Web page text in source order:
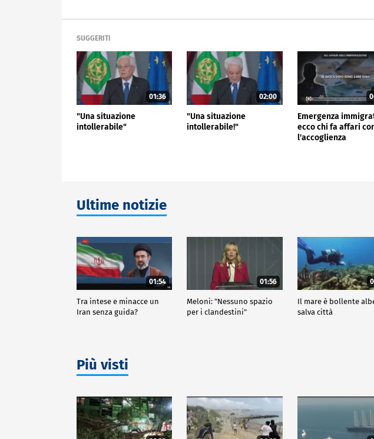
SUGGERITI
01:36
"Una situazione
intollerabile"
02:00
"Una situazione
intollerabile!"
Emergenza
ecco chi fa affari
l'accoglienza
Ultime notizie
01:54
Tra intese e minacce un
Iran senza guida?
01:56
Meloni: "Nessuno spazio
per i clandestini"
Il mare è bollente
salva città
Più visti